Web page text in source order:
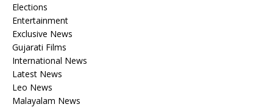
Elections
Entertainment
Exclusive News
Gujarati Films
International News
Latest News
Leo News
Malayalam News